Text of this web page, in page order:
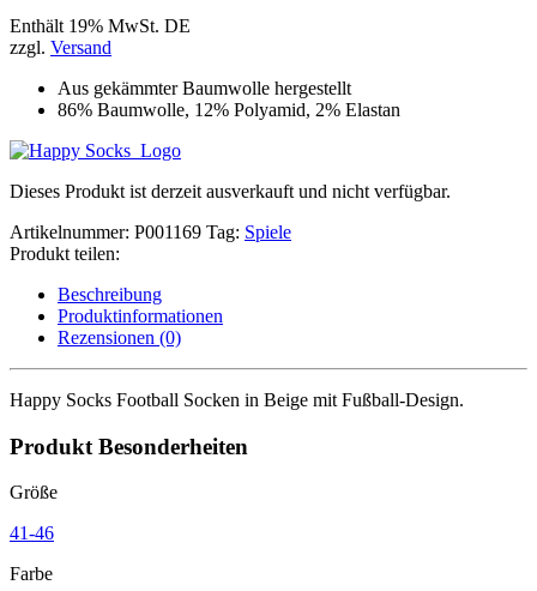
Enthält 19% MwSt. DE
zzgl. Versand
Aus gekämmter Baumwolle hergestellt
86% Baumwolle, 12% Polyamid, 2% Elastan
Dieses Produkt ist derzeit ausverkauft und nicht verfügbar.
Artikelnummer: P001169 Tag: Spiele
Produkt teilen:
Beschreibung
Produktinformationen
Rezensionen (0)
Happy Socks Football Socken in Beige mit Fußball-Design.
Produkt Besonderheiten
Größe
41-46
Farbe